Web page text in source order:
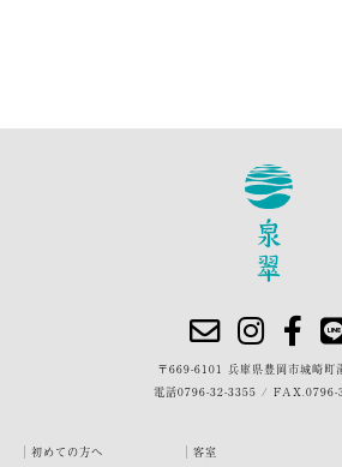
〒669-6101 兵庫県豊岡市城崎町
電話0796-32-3355 / FAX.0796-
初めての方へ 客室